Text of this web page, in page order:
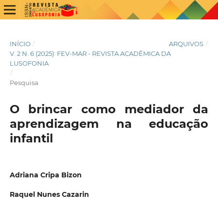
INÍCIO / ARQUIVOS /
V. 2 N. 6 (2025): FEV-MAR - REVISTA ACADÊMICA DA
LUSOFONIA
/
Pesquisa
O brincar como mediador da
aprendizagem na educação
infantil
Adriana Cripa Bizon
Raquel Nunes Cazarin